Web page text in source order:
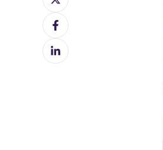
on
XShare
on
Facebook
Share
on